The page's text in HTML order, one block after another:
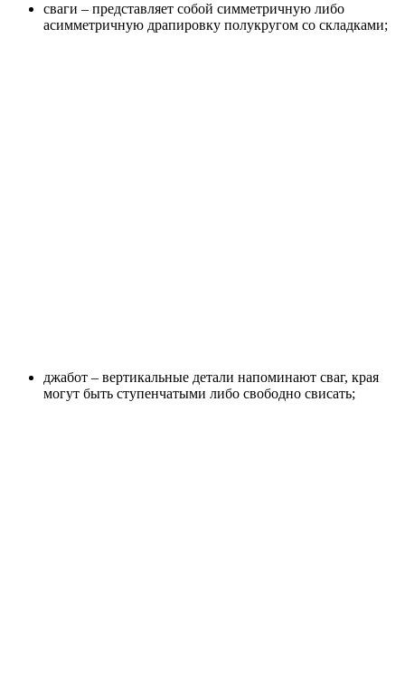
сваги – представляет собой симметричную либо
асимметричную драпировку полукругом со складками;
джабот – вертикальные детали напоминают сваг, края
могут быть ступенчатыми либо свободно свисать;